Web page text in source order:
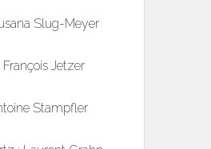
Slug-Meyer
Jetzer
Stampfler